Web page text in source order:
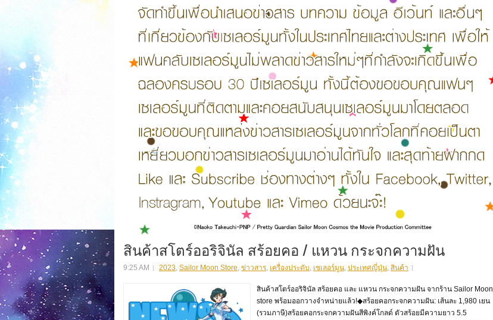
สินค้าสโตร์ออริจินัล สร้อยคอ / แหวน กระจกความฝัน
9:25 AM 2023, Sailor Moon Store, ข่าวสาร, เครื่องประดับ, เซเลอร์มูน, ประเทศญี่ปุ่น, สินค้า
สินค้าสโตร์ออริจินัล สร้อยคอ และ แหวน กระจกความฝัน จากร้าน Sailor Moon
store พร้อมออกวางจำหน่ายแล้ว!◆สร้อยคอกระจกความฝัน: เส้นละ 1,980 เยน
(รวมภาษี)สร้อยคอกระจกความฝันสีพิงค์โกลด์ ตัวสร้อยมีความยาว 5.5